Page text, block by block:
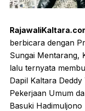
berbicara dengan
Sungai Mentarang,
lalu ternyata
Dapil Kaltara
Pekerjaan Umum
Basuki